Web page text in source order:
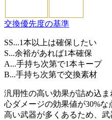
交換優先度の基準
SS...1本以上は確保したい
S...余裕があれば1本確保
A...手持ち次第で1本キープ
B...手持ち次第で交換素材
汎用性の高い効果が詰め込
心ダメージの効果値が30%
高い武器が多くあるため、